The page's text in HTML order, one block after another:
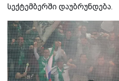
სექტემბერში დაუბრუნდება.